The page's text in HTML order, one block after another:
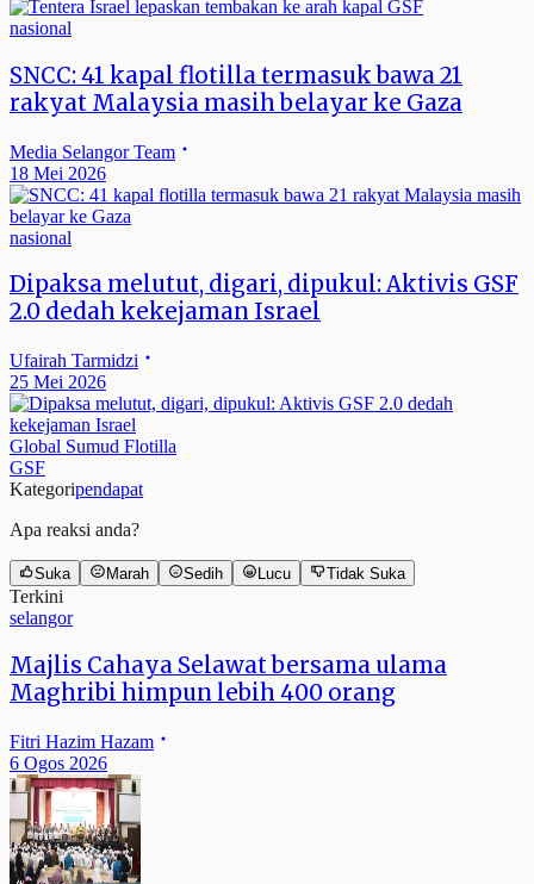
nasional
SNCC: 41 kapal flotilla termasuk bawa 21
rakyat Malaysia masih belayar ke Gaza
Media Selangor Team
18 Mei 2026
nasional
Dipaksa melutut, digari, dipukul: Aktivis GSF
2.0 dedah kekejaman Israel
Ufairah Tarmidzi
25 Mei 2026
Global Sumud Flotilla
GSF
Kategoripendapat
Apa reaksi anda?
Suka Marah Sedih Lucu Tidak Suka
Terkini
selangor
Majlis Cahaya Selawat bersama ulama
Maghribi himpun lebih 400 orang
Fitri Hazim Hazam
6 Ogos 2026